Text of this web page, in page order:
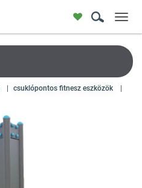
csuklópontos fitnesz eszközök